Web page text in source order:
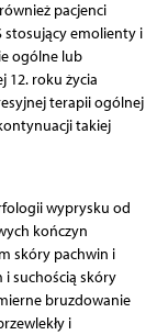
pacjenci
stosujący emolienty i
ogólne lub
12. roku życia
terapii ogólnej
takiej
wyprysku od
kończyn
skóry pachwin i
i suchością skóry
bruzdowanie
i